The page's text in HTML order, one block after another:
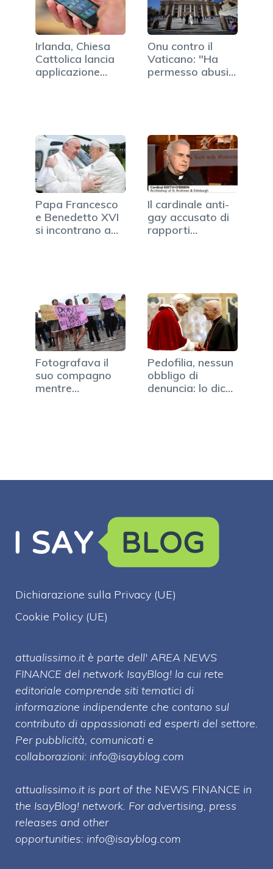
Irlanda, Chiesa
Cattolica lancia
applicazione
Onu contro il
Vaticano: "Ha
permesso abusi
Papa Francesco
e Benedetto XVI
si incontrano a…
Il cardinale anti-
gay accusato di
rapporti…
Fotografava il
suo compagno
mentre
Pedofilia, nessun
obbligo di
denuncia: lo dice
Dichiarazione sulla Privacy (UE)
Cookie Policy (UE)
attualissimo.it è parte dell' AREA NEWS
FINANCE del network IsayBlog! la cui rete
editoriale comprende siti tematici di
informazione indipendente che contano sul
contributo di appassionati ed esperti del settore.
Per pubblicità, comunicati e
collaborazioni: info@isayblog.com
attualissimo.it is part of the NEWS FINANCE in
the IsayBlog! network. For advertising, press
releases and other
opportunities: info@isayblog.com